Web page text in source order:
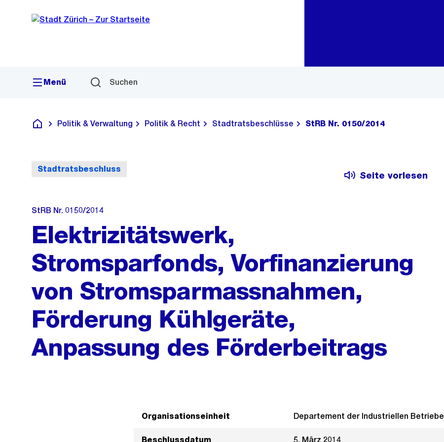
Navigation
Sprunglink
Menü Suchen
Deutsch
Politik & Verwaltung Politik & Recht Stadtratsbeschlüsse StRB Nr. 0150/2014
Stadtratsbeschluss
Seite vorlesen
StRB Nr. 0150/2014
Elektrizitätswerk,
Stromsparfonds, Vorfinanzierung
von Stromsparmassnahmen,
Förderung Kühlgeräte,
Anpassung des Förderbeitrags
Organisationseinheit Departement der Industriellen Betriebe
Beschlussdatum 5. März 2014